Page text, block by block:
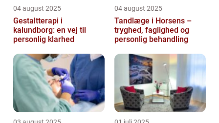
04 august 2025
Gestaltterapi i
kalundborg: en vej til
personlig klarhed
04 august 2025
Tandlæge i Horsens –
tryghed, faglighed og
personlig behandling